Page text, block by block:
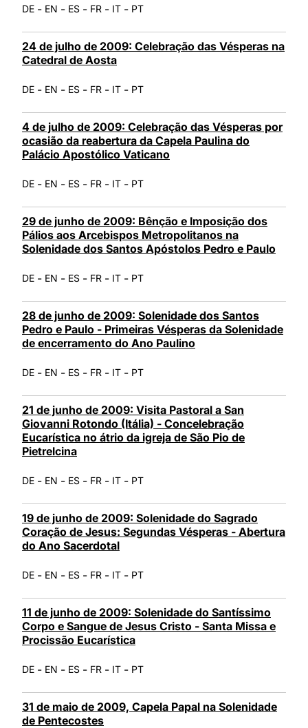
DE - EN - ES - FR - IT - PT
24 de julho de 2009: Celebração das Vésperas na
Catedral de Aosta
DE - EN - ES - FR - IT - PT
4 de julho de 2009: Celebração das Vésperas por
ocasião da reabertura da Capela Paulina do
Palácio Apostólico Vaticano
DE - EN - ES - FR - IT - PT
29 de junho de 2009: Bênção e Imposição dos
Pálios aos Arcebispos Metropolitanos na
Solenidade dos Santos Apóstolos Pedro e Paulo
DE - EN - ES - FR - IT - PT
28 de junho de 2009: Solenidade dos Santos
Pedro e Paulo - Primeiras Vésperas da Solenidade
de encerramento do Ano Paulino
DE - EN - ES - FR - IT - PT
21 de junho de 2009: Visita Pastoral a San
Giovanni Rotondo (Itália) - Concelebração
Eucarística no átrio da igreja de São Pio de
Pietrelcina
DE - EN - ES - FR - IT - PT
19 de junho de 2009: Solenidade do Sagrado
Coração de Jesus: Segundas Vésperas - Abertura
do Ano Sacerdotal
DE - EN - ES - FR - IT - PT
11 de junho de 2009: Solenidade do Santíssimo
Corpo e Sangue de Jesus Cristo - Santa Missa e
Procissão Eucarística
DE - EN - ES - FR - IT - PT
31 de maio de 2009, Capela Papal na Solenidade
de Pentecostes